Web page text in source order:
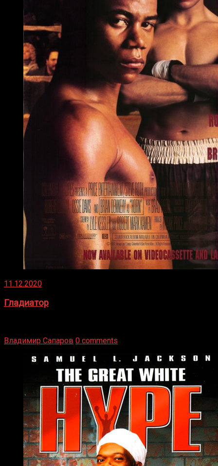
11.12.2020
Гладиатор
Владимир Сапаров 0 comments